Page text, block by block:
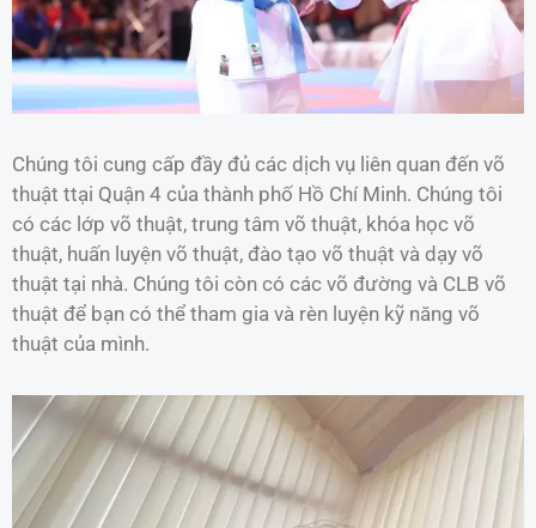
Chúng tôi cung cấp đầy đủ các dịch vụ liên quan đến võ
thuật ttại Quận 4 của thành phố Hồ Chí Minh. Chúng tôi
có các lớp võ thuật, trung tâm võ thuật, khóa học võ
thuật, huấn luyện võ thuật, đào tạo võ thuật và dạy võ
thuật tại nhà. Chúng tôi còn có các võ đường và CLB võ
thuật để bạn có thể tham gia và rèn luyện kỹ năng võ
thuật của mình.